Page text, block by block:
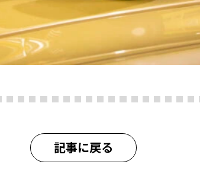
記事に戻る